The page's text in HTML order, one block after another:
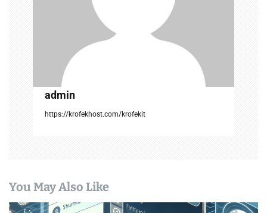
admin
https://krofekhost.com/krofekit
You May Also Like